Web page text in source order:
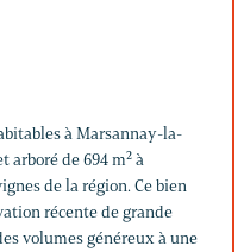
à Marsannay-la-
arboré de 694 m² à
de la région. Ce bien
récente de grande
volumes généreux à une